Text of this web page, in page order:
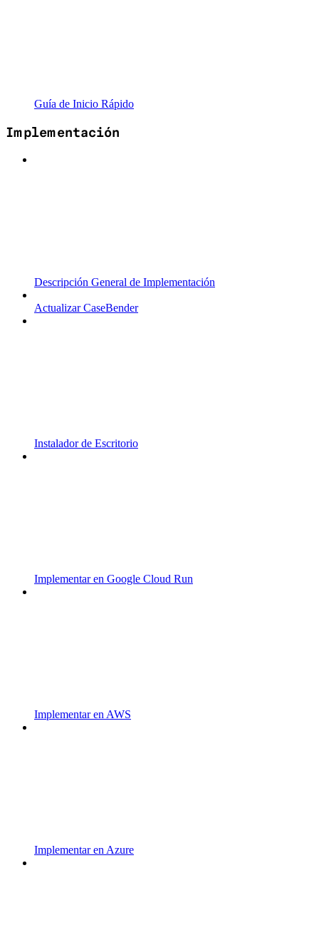
Guía de Inicio Rápido
Implementación
Descripción General de Implementación
Actualizar CaseBender
Instalador de Escritorio
Implementar en Google Cloud Run
Implementar en AWS
Implementar en Azure